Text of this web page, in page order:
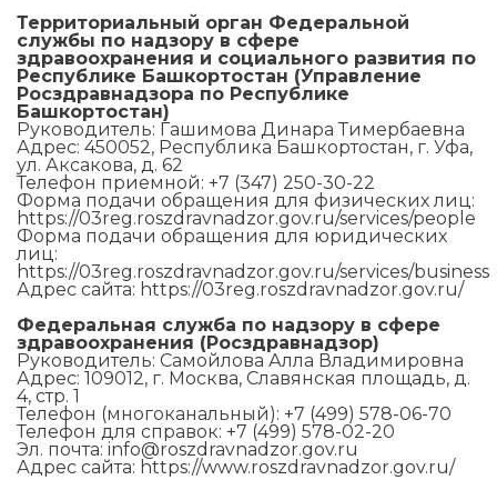
Территориальный орган Федеральной
службы по надзору в сфере
здравоохранения и социального развития по
Республике Башкортостан (Управление
Росздравнадзора по Республике
Башкортостан)
Руководитель: Гашимова Динара Тимербаевна
Адрес: 450052, Республика Башкортостан, г. Уфа,
ул. Аксакова, д. 62
Телефон приемной: +7 (347) 250-30-22
Форма подачи обращения для физических лиц:
https://03reg.roszdravnadzor.gov.ru/services/people
Форма подачи обращения для юридических
лиц:
https://03reg.roszdravnadzor.gov.ru/services/business
Адрес сайта: https://03reg.roszdravnadzor.gov.ru/
Федеральная служба по надзору в сфере
здравоохранения (Росздравнадзор)
Руководитель: Самойлова Алла Владимировна
Адрес: 109012, г. Москва, Славянская площадь, д.
4, стр. 1
Телефон (многоканальный): +7 (499) 578-06-70
Телефон для справок: +7 (499) 578-02-20
Эл. почта: info@roszdravnadzor.gov.ru
Адрес сайта: https://www.roszdravnadzor.gov.ru/